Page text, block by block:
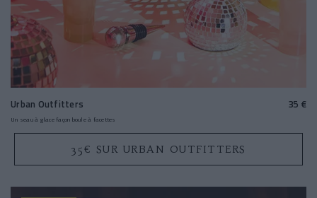
Urban Outfitters 35 €
Un seau à glace façon boule à facettes
35€ SUR URBAN OUTFITTERS